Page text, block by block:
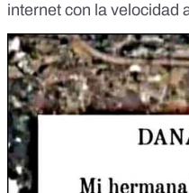
internet con la velocidad